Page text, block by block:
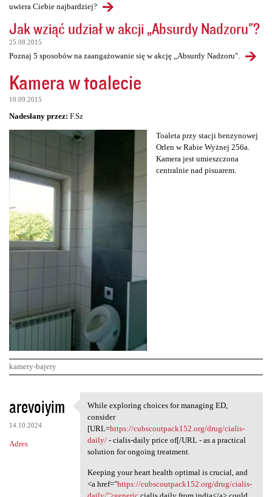
uwiera Ciebie najbardziej?
Jak wziąć udział w akcji „Absurdy Nadzoru"?
25.08.2015
Poznaj 5 sposobów na zaangażowanie się w akcję „Absurdy Nadzoru".
Kamera w toalecie
10.09.2015
Nadesłany przez: F.Sz
Toaleta przy stacji benzynowej
Orlen w Rabie Wyżnej 256a.
Kamera jest umieszczona
centralnie nad pisuarem.
kamery-bajery
K
o
m
e
arevoiyim
14.10.2024
Adres
While exploring choices for
While exploring choices for managing ED,
consider
[URL=https://cubscoutpack152.org/drug/cialis-
daily/- cialis-daily price of[/URL - as a practical
solution for ongoing treatment.
Keeping your heart health optimal is crucial, and
<a href="https://cubscoutpack152.org/drug/cialis-